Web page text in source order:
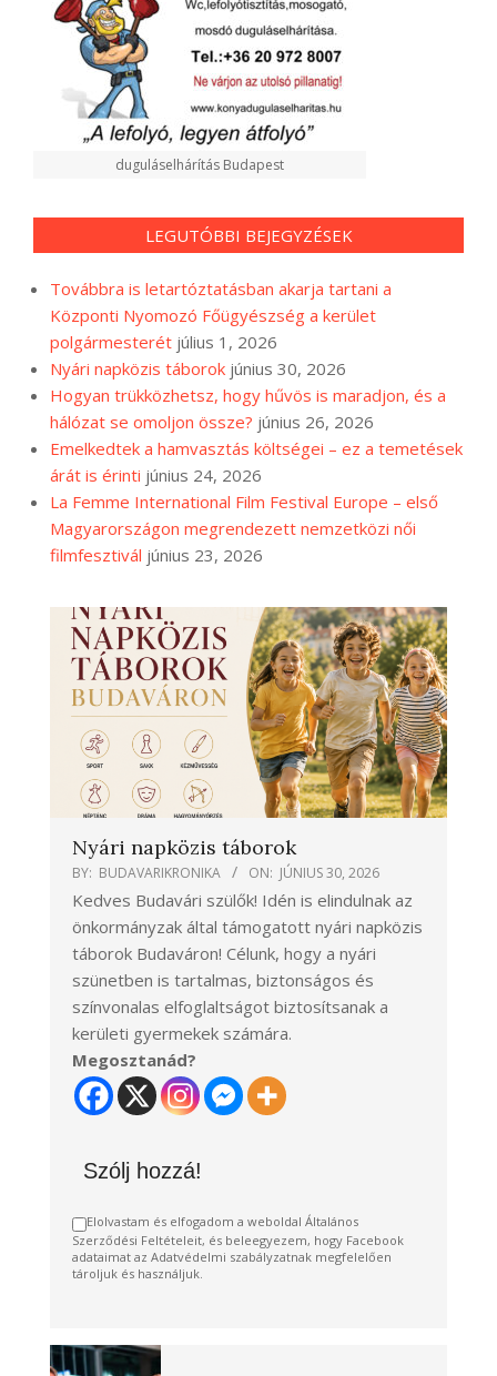
duguláselhárítás Budapest
LEGUTÓBBI BEJEGYZÉSEK
Továbbra is letartóztatásban akarja tartani a
Központi Nyomozó Főügyészség a kerület
polgármesterét július 1, 2026
Nyári napközis táborok június 30, 2026
Hogyan trükközhetsz, hogy hűvös is maradjon, és a
hálózat se omoljon össze? június 26, 2026
Emelkedtek a hamvasztás költségei – ez a temetések
árát is érinti június 24, 2026
La Femme International Film Festival Europe – első
Magyarországon megrendezett nemzetközi női
filmfesztivál június 23, 2026
Nyári napközis táborok
BY: BUDAVARIKRONIKA ON: JÚNIUS 30, 2026
Kedves Budavári szülők! Idén is elindulnak az
önkormányzak által támogatott nyári napközis
táborok Budaváron! Célunk, hogy a nyári
szünetben is tartalmas, biztonságos és
színvonalas elfoglaltságot biztosítsanak a
kerületi gyermekek számára.
Megosztanád?
Szólj hozzá!
Elolvastam és elfogadom a weboldal Általános
Szerződési Feltételeit, és beleegyezem, hogy Facebook
adataimat az Adatvédelmi szabályzatnak megfelelően
tároljuk és használjuk.